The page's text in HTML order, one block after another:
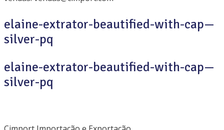
elaine-extrator-beautified-with-cap—
silver-pq
elaine-extrator-beautified-with-cap—
silver-pq